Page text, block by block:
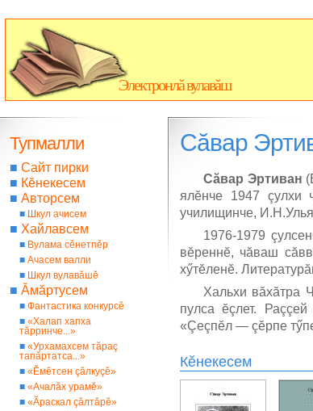
Электронлă вулавăш
Сăвар
Сăвар Эртиван
ялĕнче 1947 çулхи
училищинче,
1976-1979
вĕреннĕ, чăваш
хӳтĕленĕ.
Хальхи вăхăтра
пулса ĕçлет.
«Çеçпĕл — çĕрпе
Кĕнекесем
Тупмалли
■ Сайт пирки
■ Кĕнекесем
■ Авторсем
■ Шкул ачисем
■ Хайлавсем
■ Вулама сĕнетпĕр
■ Ачасем валли
■ Шкул вулавăшĕ
■ Ăмăртусем
■ Фантастика конкурсĕ
■ «Халап хапха
тăрринче...»
■ «Урхамахсем тăраç
тапăртатса...»
■ «Ĕмĕтсен çăлкуçĕ»
■ «Ачалăх урамĕ»
■ «Ăраскал çăлтăрĕ»